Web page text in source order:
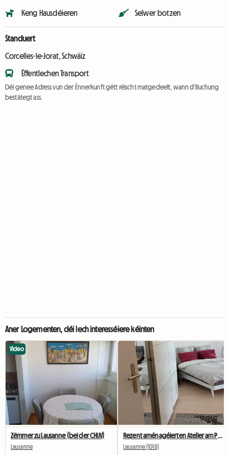
Keng Hausdéieren Selwer botzen
Standuert
Corcelles-le-Jorat, Schwäiz
Ëffentlechen Transport
Déi genee Adress vun der Ënnerkunft gëtt réischt matgedeelt, wann d'Buchung
bestätegt ass.
Aner Logementen, déi Iech interesséiere kéinten
Video
Zëmmer zu Lausanne (bei der CHUV)
Lausanne Lausanne (1018)